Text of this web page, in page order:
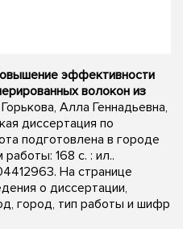
эффективности
волокон из
Алла Геннадьевна,
диссертация по
подготовлена в городе
168 с. : ил..
На странице
о диссертации,
город, тип работы и шифр